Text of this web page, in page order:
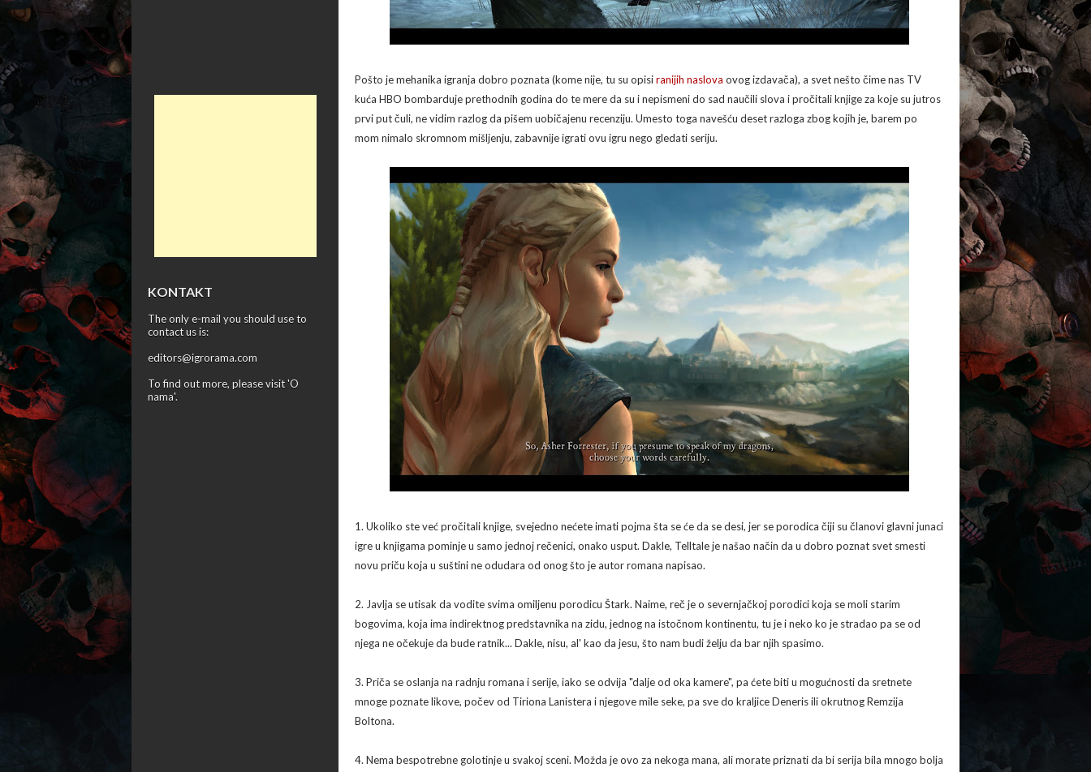
KONTAKT
The only e-mail you should use to
contact us is:
editors@igrorama.com
To find out more, please visit 'O
nama'.
Pošto je mehanika igranja dobro poznata (kome nije, tu su opisiranijih naslova ovog izdavača), a svet nešto čime nas TV
kuća HBO bombarduje prethodnih godina do te mere da su i nepismeni do sad naučili slova i pročitali knjige za koje su jutros
prvi put čuli, ne vidim razlog da pišem uobičajenu recenziju. Umesto toga navešću deset razloga zbog kojih je, barem po
mom nimalo skromnom mišljenju, zabavnije igrati ovu igru nego gledati seriju.
1. Ukoliko ste već pročitali knjige, svejedno nećete imati pojma šta se će da se desi, jer se porodica čiji su članovi glavni junaci
igre u knjigama pominje u samo jednoj rečenici, onako usput. Dakle, Telltale je našao način da u dobro poznat svet smesti
novu priču koja u suštini ne odudara od onog što je autor romana napisao.
2. Javlja se utisak da vodite svima omiljenu porodicu Štark. Naime, reč je o severnjačkoj porodici koja se moli starim
bogovima, koja ima indirektnog predstavnika na zidu, jednog na istočnom kontinentu, tu je i neko ko je stradao pa se od
njega ne očekuje da bude ratnik... Dakle, nisu, al' kao da jesu, što nam budi želju da bar njih spasimo.
3. Priča se oslanja na radnju romana i serije, iako se odvija "dalje od oka kamere", pa ćete biti u mogućnosti da sretnete
mnoge poznate likove, počev od Tiriona Lanistera i njegove mile seke, pa sve do kraljice Deneris ili okrutnog Remzija
Boltona.
4. Nema bespotrebne golotinje u svakoj sceni. Možda je ovo za nekoga mana, ali morate priznati da bi serija bila mnogo bolja